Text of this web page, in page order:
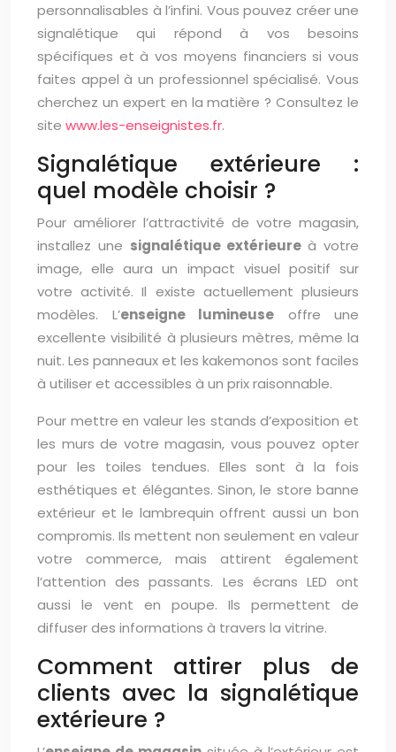
personnalisables à l’infini. Vous pouvez créer une
signalétique qui répond à vos besoins
spécifiques et à vos moyens financiers si vous
faites appel à un professionnel spécialisé. Vous
cherchez un expert en la matière ? Consultez le
site www.les-enseignistes.fr.
Signalétique extérieure :
quel modèle choisir ?
Pour améliorer l’attractivité de votre magasin,
installez une signalétique extérieureà votre
image, elle aura un impact visuel positif sur
votre activité. Il existe actuellement plusieurs
modèles. L’enseigne lumineuse offre une
excellente visibilité à plusieurs mètres, même la
nuit. Les panneaux et les kakemonos sont faciles
à utiliser et accessibles à un prix raisonnable.
Pour mettre en valeur les stands d’exposition et
les murs de votre magasin, vous pouvez opter
pour les toiles tendues. Elles sont à la fois
esthétiques et élégantes. Sinon, le store banne
extérieur et le lambrequin offrent aussi un bon
compromis. Ils mettent non seulement en valeur
votre commerce, mais attirent également
l’attention des passants. Les écrans LED ont
aussi le vent en poupe. Ils permettent de
diffuser des informations à travers la vitrine.
Comment attirer plus de
clients avec la signalétique
extérieure ?